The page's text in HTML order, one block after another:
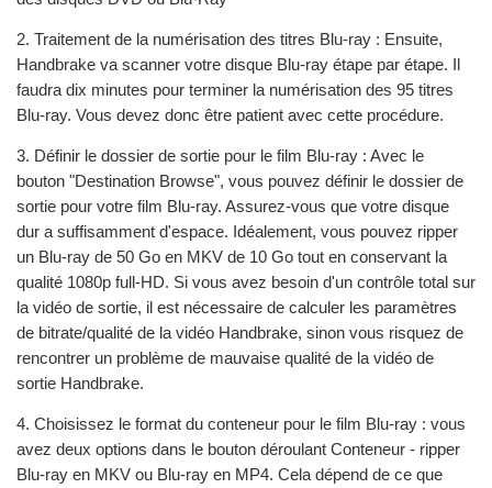
2. Traitement de la numérisation des titres Blu-ray : Ensuite,
Handbrake va scanner votre disque Blu-ray étape par étape. Il
faudra dix minutes pour terminer la numérisation des 95 titres
Blu-ray. Vous devez donc être patient avec cette procédure.
3. Définir le dossier de sortie pour le film Blu-ray : Avec le
bouton "Destination Browse", vous pouvez définir le dossier de
sortie pour votre film Blu-ray. Assurez-vous que votre disque
dur a suffisamment d'espace. Idéalement, vous pouvez ripper
un Blu-ray de 50 Go en MKV de 10 Go tout en conservant la
qualité 1080p full-HD. Si vous avez besoin d'un contrôle total sur
la vidéo de sortie, il est nécessaire de calculer les paramètres
de bitrate/qualité de la vidéo Handbrake, sinon vous risquez de
rencontrer un problème de mauvaise qualité de la vidéo de
sortie Handbrake.
4. Choisissez le format du conteneur pour le film Blu-ray : vous
avez deux options dans le bouton déroulant Conteneur - ripper
Blu-ray en MKV ou Blu-ray en MP4. Cela dépend de ce que